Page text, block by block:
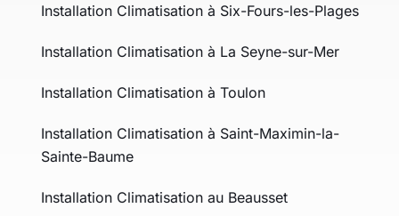
Installation Climatisation à Six-Fours-les-Plages
Installation Climatisation à La Seyne-sur-Mer
Installation Climatisation à Toulon
Installation Climatisation à Saint-Maximin-la-
Sainte-Baume
Installation Climatisation au Beausset